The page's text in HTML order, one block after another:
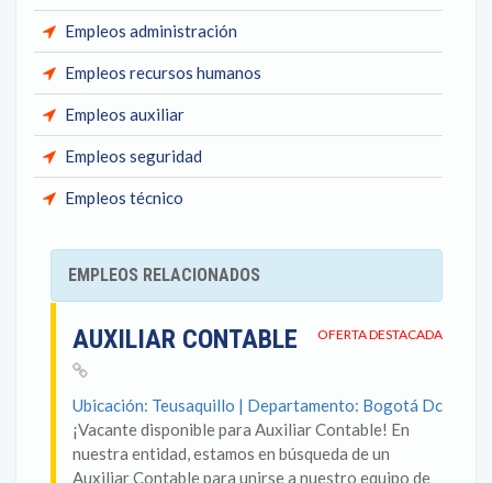
Empleos administración
Empleos recursos humanos
Empleos auxiliar
Empleos seguridad
Empleos técnico
EMPLEOS RELACIONADOS
OFERTA DESTACADA
AUXILIAR CONTABLE
Ubicación: Teusaquillo | Departamento: Bogotá Dc
¡Vacante disponible para Auxiliar Contable! En
nuestra entidad, estamos en búsqueda de un
Auxiliar Contable para unirse a nuestro equipo de